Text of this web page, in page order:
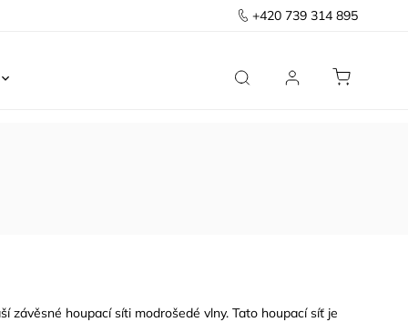
+420 739 314 895
Předsíň
závěsné houpací síti modrošedé vlny. Tato houpací síť je